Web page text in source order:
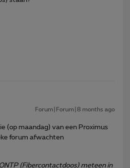
Forum|Forum|8 months ago
(op maandag) van een Proximus
forum afwachten
(Fibercontactdoos) meteen in